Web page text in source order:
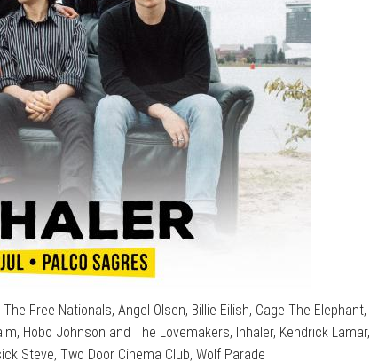
Free Nationals, Angel Olsen, Billie Eilish, Cage The Elephant,
Hobo Johnson and The Lovemakers, Inhaler, Kendrick Lamar,
Steve, Two Door Cinema Club, Wolf Parade